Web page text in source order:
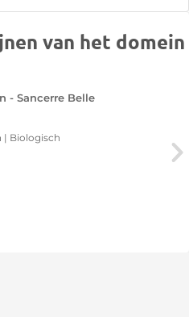
van het domein
- Sancerre Belle
| Biologisch